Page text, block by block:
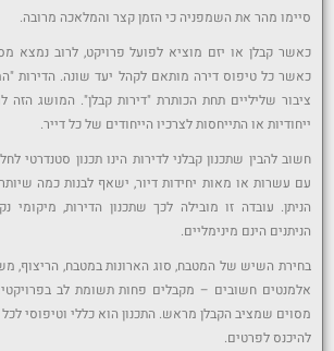
סיימו מהר את השמפניה כי הזמן קצר והמלאכה מרובה.
כאשר קבלן או יזם מוציא לפועל פרויקט, לרוב נמצא
כאשר כל טיפוס דירה מותאם לקהל יעד שונה. הדירות
ציבור שליליים תחת הכותרת "דירות קבלן". המושג הזה
ייחודיות או התייחסות לצרכיו הייחודים של כל דייר.
חשוב להבין שתכנון קבלני לדירות הינו תכנון סטנדרטי
עם עשרות או מאות יחידות דיור, ישאף לבנות כמה
הניתן. עובדה זו מובילה לכך שתכנון הדירות, מיקומי
הניתנים הינם מינימליים.
בחירת השיש של המטבח, סוג הארונות במטבח, הריצוף,
אלמנטים חשובים – מקבלים פחות תשומת לב
מסוים שמציב הקבלן מראש. התכנון הוא כללי וטיפוסי לכל
להיכנס לפרטים.